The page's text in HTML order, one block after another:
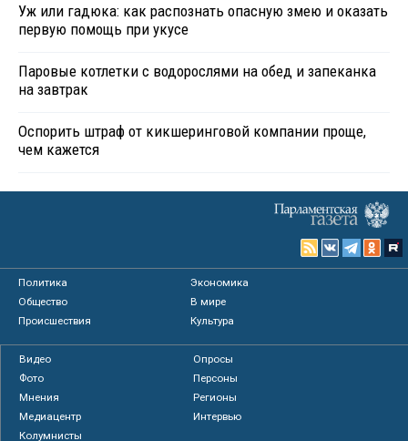
Уж или гадюка: как распознать опасную змею и оказать
первую помощь при укусе
Паровые котлетки с водорослями на обед и запеканка
на завтрак
Оспорить штраф от кикшеринговой компании проще,
чем кажется
Политика
Экономика
Общество
В мире
Происшествия
Культура
Видео
Опросы
Фото
Персоны
Мнения
Регионы
Медиацентр
Интервью
Колумнисты